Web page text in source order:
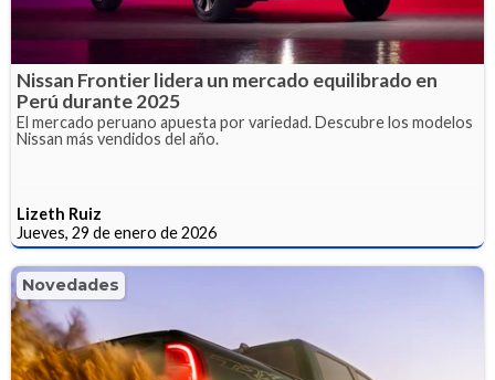
Nissan Frontier lidera un mercado equilibrado en
Perú durante 2025
El mercado peruano apuesta por variedad. Descubre los modelos
Nissan más vendidos del año.
Lizeth Ruiz
Jueves, 29 de enero de 2026
Novedades